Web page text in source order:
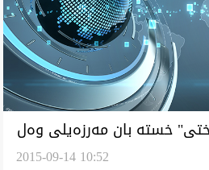
خسته‌ بان مه‌رزه‌يلى وه‌ل
2015-09-14 10:52